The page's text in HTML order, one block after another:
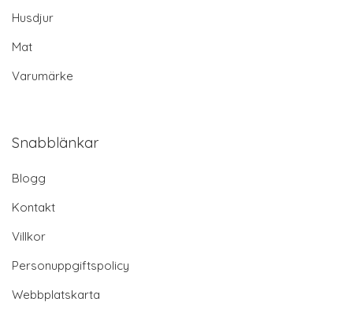
Husdjur
Mat
Varumärke
Snabblänkar
Blogg
Kontakt
Villkor
Personuppgiftspolicy
Webbplatskarta